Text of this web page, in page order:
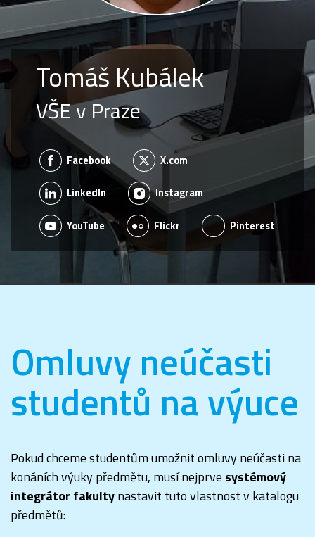
Tomáš Kubálek
VŠE v Praze
Facebook X.com
LinkedIn Instagram
YouTube Flickr Pinterest
Omluvy neúčasti
studentů na výuce
Pokud chceme studentům umožnit omluvy neúčasti na
konáních výuky předmětu, musí nejprve systémový
integrátor fakultynastavit tuto vlastnost v katalogu
předmětů: